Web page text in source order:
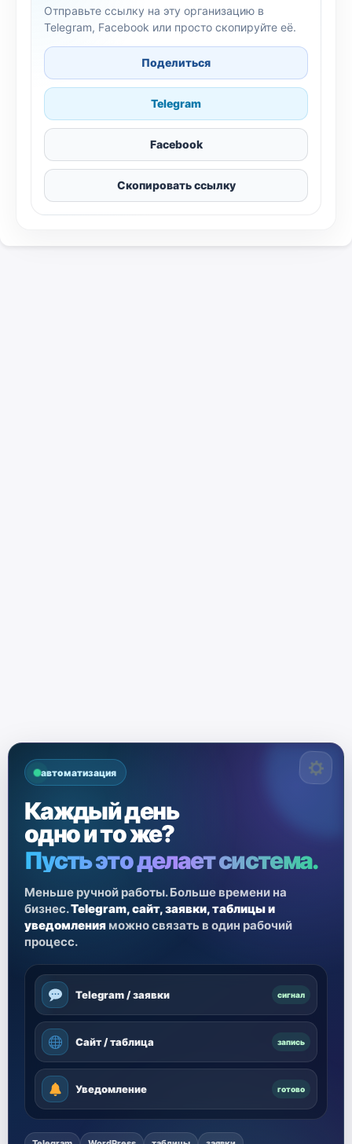
Отправьте ссылку на эту организацию в
Telegram, Facebook или просто скопируйте её.
Поделиться
Telegram
Facebook
Скопировать ссылку
автоматизация
Каждый день
одно и то же?
Пусть это делает система.
Меньше ручной работы. Больше времени на
бизнес.Telegram, сайт, заявки, таблицы и
уведомления можно связать в один рабочий
процесс.
Telegram / заявки сигнал
Сайт / таблица запись
Уведомление готово